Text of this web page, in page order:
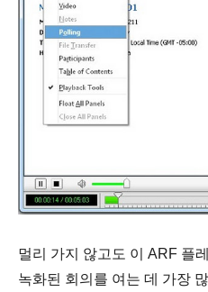
멀리 가지 않고도 이 ARF 플
녹화된 회의를 여는 데 가장